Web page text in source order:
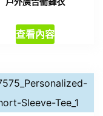
查看內容